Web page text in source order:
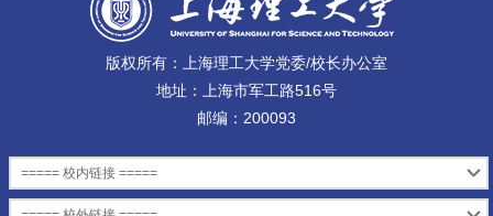
版权所有：上海理工大学党委/校长办公室
地址：上海市军工路516号
邮编：200093
===== 校内链接 =====